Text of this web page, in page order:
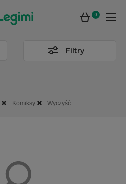
0
Filtry
Komiksy Wyczyść